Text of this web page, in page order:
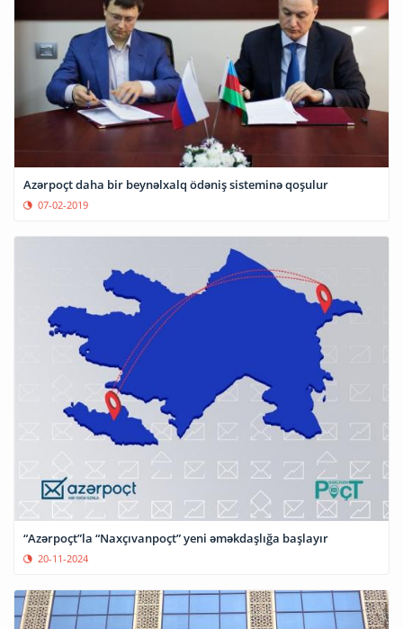
Azərpoçt daha bir beynəlxalq ödəniş sisteminə qoşulur
07-02-2019
“Azərpoçt”la “Naxçıvanpoçt” yeni əməkdaşlığa başlayır
20-11-2024